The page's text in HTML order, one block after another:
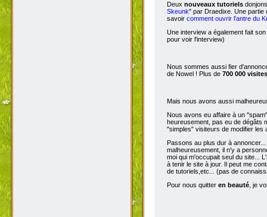
Deux nouveaux tutoriels
Skeunk" par Draedixe. Une partie
savoir comment ouvrir l'antre du
Une interview a également fait
pour voir l'interview)
Nous sommes aussi fier
de Nowel ! Plus de 700 000 visites
Mais nous avons aussi
Nous avons eu affaire à un
heureusement, pas eu de dégâts
"simples" visiteurs de modifier
Passons au plus dur à
malheureusement, il n'y a
moi qui m'occupait seul du site...
à tenir le site à jour. Il peut me
de tutoriels,etc... (pas de
Pour nous quitter en beauté, je